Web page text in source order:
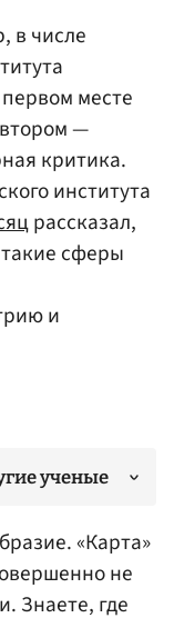
в числе
месте
—
критика.
института
рассказал,
сферы
и
ученые
«Карта»
не
Знаете, где